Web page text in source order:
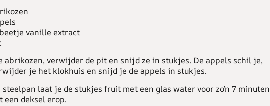
vanille extract
abrikozen, verwijder de pit en snijd ze in stukjes. De appels schil je,
je het klokhuis en snijd je de appels in stukjes.
steelpan laat je de stukjes fruit met een glas water voor zo’n 7 minuten
een deksel erop.